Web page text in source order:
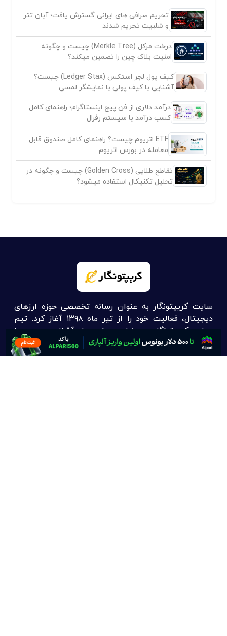
تحریم صرافی های ایرانی گسترش یافت؛ آبان تتر
و شلبیت تحریم شدند
درخت مرکل (Merkle Tree) چیست و چگونه
امنیت بلاک چین را تضمین میکند؟
کیف پول لجر استکس (Ledger Stax) چیست؟
آشنایی با کیف پولی با نمایشگر لمسی
درآمد دلاری از فن پیج اینستاگرام؛ راهنمای کامل
کسب درآمد با سیستم رفرال
ETF اتریوم چیست؟ راهنمای کامل صندوق قابل
معامله در بورس اتریوم
تقاطع طلایی (Golden Cross) چیست و چگونه در
تحلیل تکنیکال استفاده میشود؟
سایت کریپتونگار به عنوان رسانه تخصصی حوزه ارزهای
دیجیتال، فعالیت خود را از تیر ماه ۱۳۹۸ آغاز کرد. تیم
جوان کریپتونگار مسئولیت خود را آشنایی مردم با
جدیدترین اخبار و تحلیل در زمینه ارز دیجیتال، رمز ارز،
بیت کوین و بلاک چین می‌داند.